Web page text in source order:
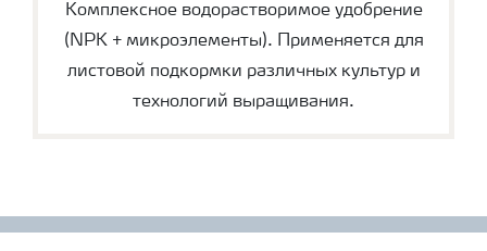
Комплексное водорастворимое удобрение
(NPK + микроэлементы). Применяется для
листовой подкормки различных культур и
технологий выращивания.